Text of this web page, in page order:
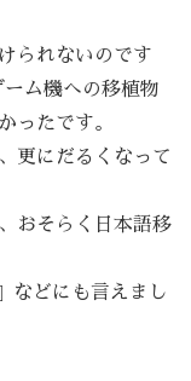
られないのです
ム機への移植物
ったです。
更にだるくなって
おそらく日本語移
などにも言えまし